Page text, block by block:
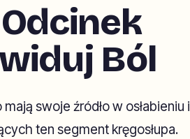
Ból
swoje źródło w osłabieniu i
ten segment kręgosłupa.